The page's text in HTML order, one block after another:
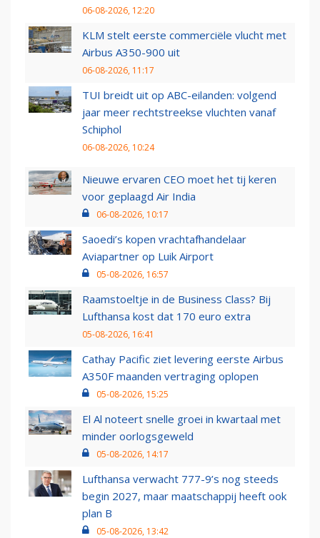
06-08-2026, 12:20
KLM stelt eerste commerciële vlucht met
Airbus A350-900 uit
06-08-2026, 11:17
TUI breidt uit op ABC-eilanden: volgend
jaar meer rechtstreekse vluchten vanaf
Schiphol
06-08-2026, 10:24
Nieuwe ervaren CEO moet het tij keren
voor geplaagd Air India
06-08-2026, 10:17
Saoedi’s kopen vrachtafhandelaar
Aviapartner op Luik Airport
05-08-2026, 16:57
Raamstoeltje in de Business Class? Bij
Lufthansa kost dat 170 euro extra
05-08-2026, 16:41
Cathay Pacific ziet levering eerste Airbus
A350F maanden vertraging oplopen
05-08-2026, 15:25
El Al noteert snelle groei in kwartaal met
minder oorlogsgeweld
05-08-2026, 14:17
Lufthansa verwacht 777-9’s nog steeds
begin 2027, maar maatschappij heeft ook
plan B
05-08-2026, 13:42